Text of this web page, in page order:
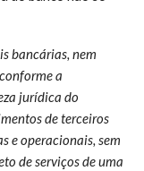
bancárias, nem
a
jurídica do
de terceiros
e operacionais, sem
de serviços de uma